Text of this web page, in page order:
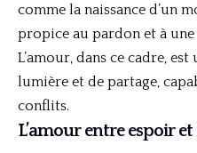
comme la naissance d’un
propice au pardon et à
L’amour, dans ce cadre,
lumière et de partage,
conflits.
L’amour entre espoir